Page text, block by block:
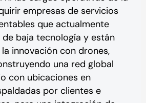
empresas de servicios
que actualmente
baja tecnología y están
innovación con drones,
una red global
con ubicaciones en
por clientes e